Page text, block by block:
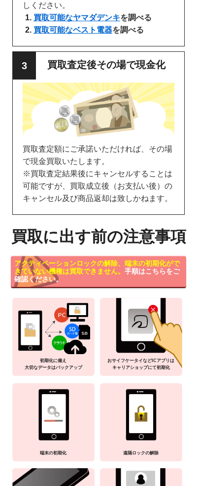
しください。
買取可能なヤマダデンキを調べる
買取可能なベスト電器を調べる
買取査定後その場で現金化
買取査定額にご承諾いただければ、その場
で現金買取いたします。
※買取査定結果後にキャンセルすることは
可能ですが、買取成立後（お支払い後）の
キャンセル及び商品返却は致しかねます。
買取に出す前の注意事項
アクティベーションロックの解除、端末の初期化がで
きていない機種は買取できません。 手順はこちらをご
確認ください。
初期化に備え
大切なデータはバックアップ
おサイフケータイなどICアプリは
キャリアショップにて初期化
端末の初期化 遠隔ロックの解除